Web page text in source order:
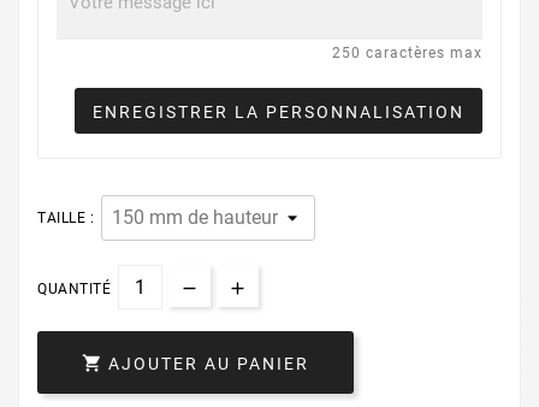
250 caractères max
ENREGISTRER LA PERSONNALISATION
TAILLE :
QUANTITÉ
 AJOUTER AU PANIER